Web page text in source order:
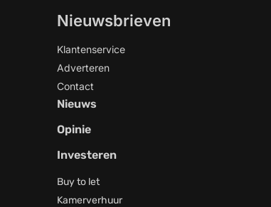
Nieuwsbrieven
Klantenservice
Adverteren
Contact
Nieuws
Opinie
Investeren
Buy to let
Kamerverhuur